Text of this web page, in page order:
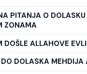
PITANJA O
ZONAMA
DOŠLE ALLAHOVE
DOLASKA MEHDIJA